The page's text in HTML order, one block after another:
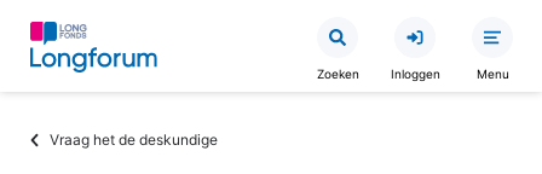
Overslaan
inhoud
Zoeken Inloggen Menu
Kruimelpad
Vraag het de deskundige